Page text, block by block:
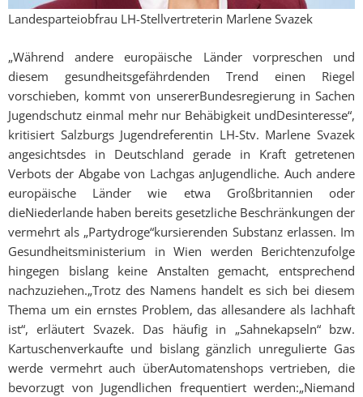
Landesparteiobfrau LH-Stellvertreterin Marlene Svazek
„Während andere europäische Länder vorpreschen und
diesem gesundheitsgefährdenden Trend einen Riegel
vorschieben, kommt von unsererBundesregierung in Sachen
Jugendschutz einmal mehr nur Behäbigkeit undDesinteresse“,
kritisiert Salzburgs Jugendreferentin LH-Stv. Marlene Svazek
angesichtsdes in Deutschland gerade in Kraft getretenen
Verbots der Abgabe von Lachgas anJugendliche. Auch andere
europäische Länder wie etwa Großbritannien oder
dieNiederlande haben bereits gesetzliche Beschränkungen der
vermehrt als „Partydroge“kursierenden Substanz erlassen. Im
Gesundheitsministerium in Wien werden Berichtenzufolge
hingegen bislang keine Anstalten gemacht, entsprechend
nachzuziehen.„Trotz des Namens handelt es sich bei diesem
Thema um ein ernstes Problem, das allesandere als lachhaft
ist“, erläutert Svazek. Das häufig in „Sahnekapseln“ bzw.
Kartuschenverkaufte und bislang gänzlich unregulierte Gas
werde vermehrt auch überAutomatenshops vertrieben, die
bevorzugt von Jugendlichen frequentiert werden:„Niemand